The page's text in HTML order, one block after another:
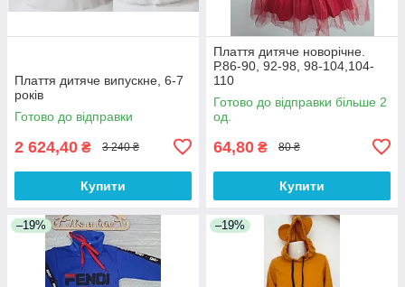
Плаття дитяче випускне, 6-7
років
Готово до відправки
2 624,40 ₴ 3 240 ₴
Купити
Плаття дитяче новорічне.
Р.86-90, 92-98, 98-104,104-
110
Готово до відправки більше 2
од.
64,80 ₴ 80 ₴
Купити
–19% –19%